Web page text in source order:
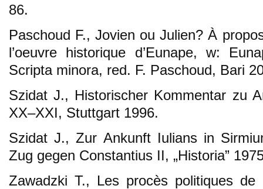
86.
Paschoud F., Jovien ou Julien? À
l’oeuvre historique d’Eunape, w:
Scripta minora, red. F. Paschoud, Bari
Szidat J., Historischer Kommentar zu
XX–XXI, Stuttgart 1996.
Szidat J., Zur Ankunft Iulians in
Zug gegen Constantius II, „Historia”
Zawadzki T., Les procès politiques de